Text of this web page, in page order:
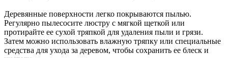
Деревянные поверхности легко покрываются пылью.
Регулярно пылесосите люстру с мягкой щеткой или
протирайте ее сухой тряпкой для удаления пыли и грязи.
Затем можно использовать влажную тряпку или специальные
средства для ухода за деревом, чтобы сохранить ее блеск и